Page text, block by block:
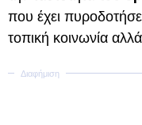
που έχει
τοπική κοινωνία